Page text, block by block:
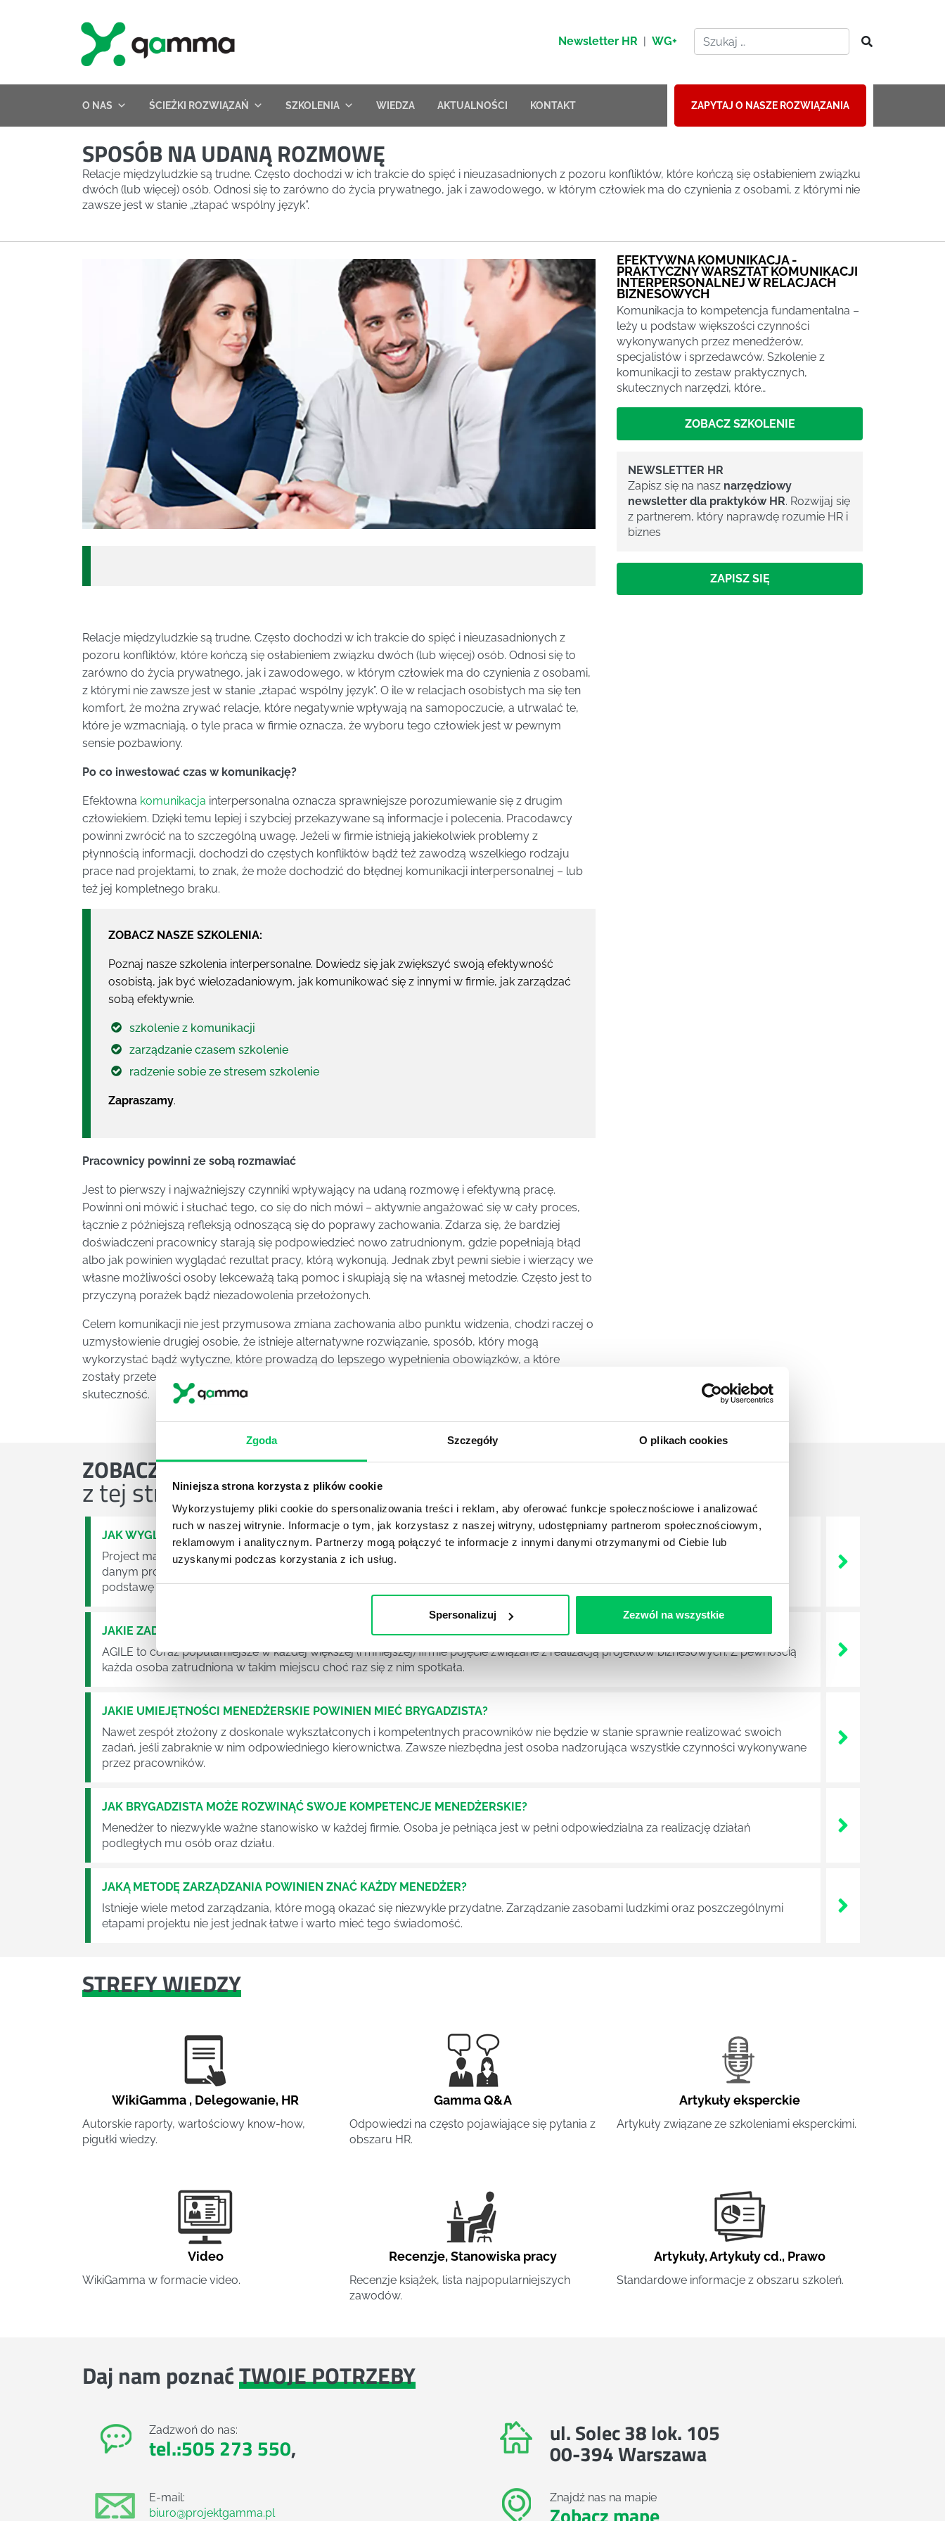
Zgoda Szczegóły O plikach cookies
Niniejsza strona korzysta z plików cookie
Wykorzystujemy pliki cookie do spersonalizowania treści i reklam, aby oferować funkcje społecznościowe i analizować
ruch w naszej witrynie. Informacje o tym, jak korzystasz z naszej witryny, udostępniamy partnerom społecznościowym,
reklamowym i analitycznym. Partnerzy mogą połączyć te informacje z innymi danymi otrzymanymi od Ciebie lub
uzyskanymi podczas korzystania z ich usług.
Spersonalizuj Zezwól na wszystkie
Newsletter HR | WG+
O NAS ŚCIEŻKI ROZWIĄZAŃ SZKOLENIA WIEDZA AKTUALNOŚCI KONTAKT ZAPYTAJ O NASZE ROZWIĄZANIA
SPOSÓB NA UDANĄ ROZMOWĘ
Relacje międzyludzkie są trudne. Często dochodzi w ich trakcie do spięć i nieuzasadnionych z pozoru konfliktów, które kończą się osłabieniem związku
dwóch (lub więcej) osób. Odnosi się to zarówno do życia prywatnego, jak i zawodowego, w którym człowiek ma do czynienia z osobami, z którymi nie
zawsze jest w stanie „złapać wspólny język”.
Relacje międzyludzkie są trudne. Często dochodzi w ich trakcie do spięć i nieuzasadnionych z
pozoru konfliktów, które kończą się osłabieniem związku dwóch (lub więcej) osób. Odnosi się to
zarówno do życia prywatnego, jak i zawodowego, w którym człowiek ma do czynienia z osobami,
z którymi nie zawsze jest w stanie „złapać wspólny język”. O ile w relacjach osobistych ma się ten
komfort, że można zrywać relacje, które negatywnie wpływają na samopoczucie, a utrwalać te,
które je wzmacniają, o tyle praca w firmie oznacza, że wyboru tego człowiek jest w pewnym
sensie pozbawiony.
Po co inwestować czas w komunikację?
Efektowna komunikacja interpersonalna oznacza sprawniejsze porozumiewanie się z drugim
człowiekiem. Dzięki temu lepiej i szybciej przekazywane są informacje i polecenia. Pracodawcy
powinni zwrócić na to szczególną uwagę. Jeżeli w firmie istnieją jakiekolwiek problemy z
płynnością informacji, dochodzi do częstych konfliktów bądź też zawodzą wszelkiego rodzaju
prace nad projektami, to znak, że może dochodzić do błędnej komunikacji interpersonalnej – lub
też jej kompletnego braku.
ZOBACZ NASZE SZKOLENIA:
Poznaj nasze szkolenia interpersonalne. Dowiedz się jak zwiększyć swoją efektywność
osobistą, jak być wielozadaniowym, jak komunikować się z innymi w firmie, jak zarządzać
sobą efektywnie.
szkolenie z komunikacji
zarządzanie czasem szkolenie
radzenie sobie ze stresem szkolenie
Zapraszamy.
Pracownicy powinni ze sobą rozmawiać
Jest to pierwszy i najważniejszy czynniki wpływający na udaną rozmowę i efektywną pracę.
Powinni oni mówić i słuchać tego, co się do nich mówi – aktywnie angażować się w cały proces,
łącznie z późniejszą refleksją odnoszącą się do poprawy zachowania. Zdarza się, że bardziej
doświadczeni pracownicy starają się podpowiedzieć nowo zatrudnionym, gdzie popełniają błąd
albo jak powinien wyglądać rezultat pracy, którą wykonują. Jednak zbyt pewni siebie i wierzący we
własne możliwości osoby lekceważą taką pomoc i skupiają się na własnej metodzie. Często jest to
przyczyną porażek bądź niezadowolenia przełożonych.
Celem komunikacji nie jest przymusowa zmiana zachowania albo punktu widzenia, chodzi raczej o
uzmysłowienie drugiej osobie, że istnieje alternatywne rozwiązanie, sposób, który mogą
wykorzystać bądź wytyczne, które prowadzą do lepszego wypełnienia obowiązków, a które
zostały przetestowane i sprawdzone przez kilkanaście osób wcześniej, potwierdzając ich
skuteczność.
EFEKTYWNA KOMUNIKACJA -
PRAKTYCZNY WARSZTAT KOMUNIKACJI
INTERPERSONALNEJ W RELACJACH
BIZNESOWYCH
Komunikacja to kompetencja fundamentalna –
leży u podstaw większości czynności
wykonywanych przez menedżerów,
specjalistów i sprzedawców. Szkolenie z
komunikacji to zestaw praktycznych,
skutecznych narzędzi, które…
ZOBACZ SZKOLENIE
NEWSLETTER HR
Zapisz się na nasz narzędziowy
newsletter dla praktyków HR. Rozwijaj się
z partnerem, który naprawdę rozumie HR i
biznes
ZAPISZ SIĘ
ZOBACZOSTATNIE ARTYKUŁY
z tej strefy wiedzy
JAK WYGLĄDA PRACA ZESPOŁÓW PROJEKTOWYCH W ZWINNEJ METODYCE?
Project management (czyli zarządzanie projektami) to szereg czynności mających na celu zrealizowanie wszystkich związanych z
danym projektem założeń. Zajmują się nim osoby wchodzące w skład specjalnych zespołów projektowych, a ich praca stanowi
podstawę działalności wielu przedsiębiorstw.
JAKIE ZADANIA MUSZĄ ZREALIZOWAĆ PRACOWNICY ZESPOŁU PROJEKTOWEGO?
AGILE to coraz popularniejsze w każdej większej (i mniejszej) firmie pojęcie związane z realizacją projektów biznesowych. Z pewnością
każda osoba zatrudniona w takim miejscu choć raz się z nim spotkała.
JAKIE UMIEJĘTNOŚCI MENEDŻERSKIE POWINIEN MIEĆ BRYGADZISTA?
Nawet zespół złożony z doskonale wykształconych i kompetentnych pracowników nie będzie w stanie sprawnie realizować swoich
zadań, jeśli zabraknie w nim odpowiedniego kierownictwa. Zawsze niezbędna jest osoba nadzorująca wszystkie czynności wykonywane
przez pracowników.
JAK BRYGADZISTA MOŻE ROZWINĄĆ SWOJE KOMPETENCJE MENEDŻERSKIE?
Menedżer to niezwykle ważne stanowisko w każdej firmie. Osoba je pełniąca jest w pełni odpowiedzialna za realizację działań
podległych mu osób oraz działu.
JAKĄ METODĘ ZARZĄDZANIA POWINIEN ZNAĆ KAŻDY MENEDŻER?
Istnieje wiele metod zarządzania, które mogą okazać się niezwykle przydatne. Zarządzanie zasobami ludzkimi oraz poszczególnymi
etapami projektu nie jest jednak łatwe i warto mieć tego świadomość.
STREFY WIEDZY
WikiGamma , Delegowanie, HR
Autorskie raporty, wartościowy know-how,
pigułki wiedzy.
Gamma Q&A
Odpowiedzi na często pojawiające się pytania z
obszaru HR.
Artykuły eksperckie
Artykuły związane ze szkoleniami eksperckimi.
Video
WikiGamma w formacie video.
Recenzje,Stanowiska pracy
Recenzje książek, lista najpopularniejszych
zawodów.
Artykuły,Artykuły cd., Prawo
Standardowe informacje z obszaru szkoleń.
Daj nam poznaćTWOJE POTRZEBY
Zadzwoń do nas:
tel.:505 273 550,
E-mail:
biuro@projektgamma.pl
ul. Solec 38 lok. 105
00-394 Warszawa
Znajdź nas na mapie